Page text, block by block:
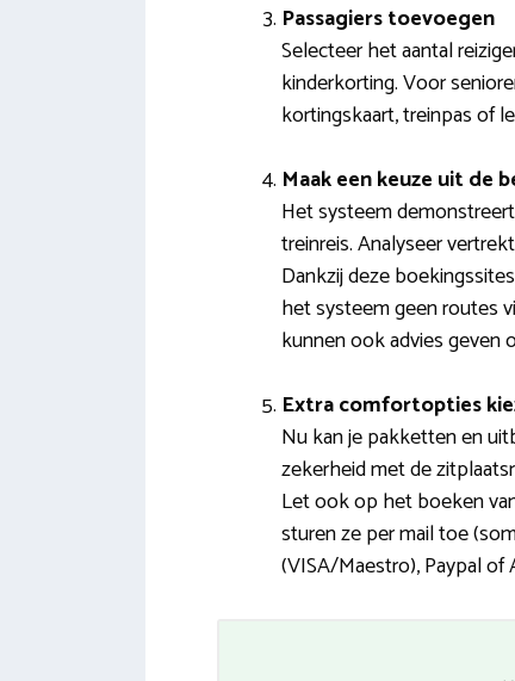
Passagiers toevoegen
Selecteer het aantal
kinderkorting. Voor
kortingskaart, treinpas of
Maak een keuze uit de
Het systeem
treinreis. Analyseer
Dankzij deze
het systeem geen routes
kunnen ook advies geven
Extra comfortopties
Nu kan je pakketten en
zekerheid met de
Let ook op het boeken
sturen ze per mail toe
(VISA/Maestro), Paypal of